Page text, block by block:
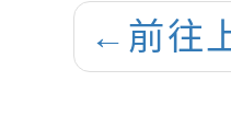
← 前往